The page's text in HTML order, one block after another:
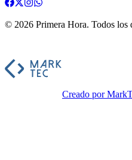
© 2026 Primera Hora. Todos los
Creado por